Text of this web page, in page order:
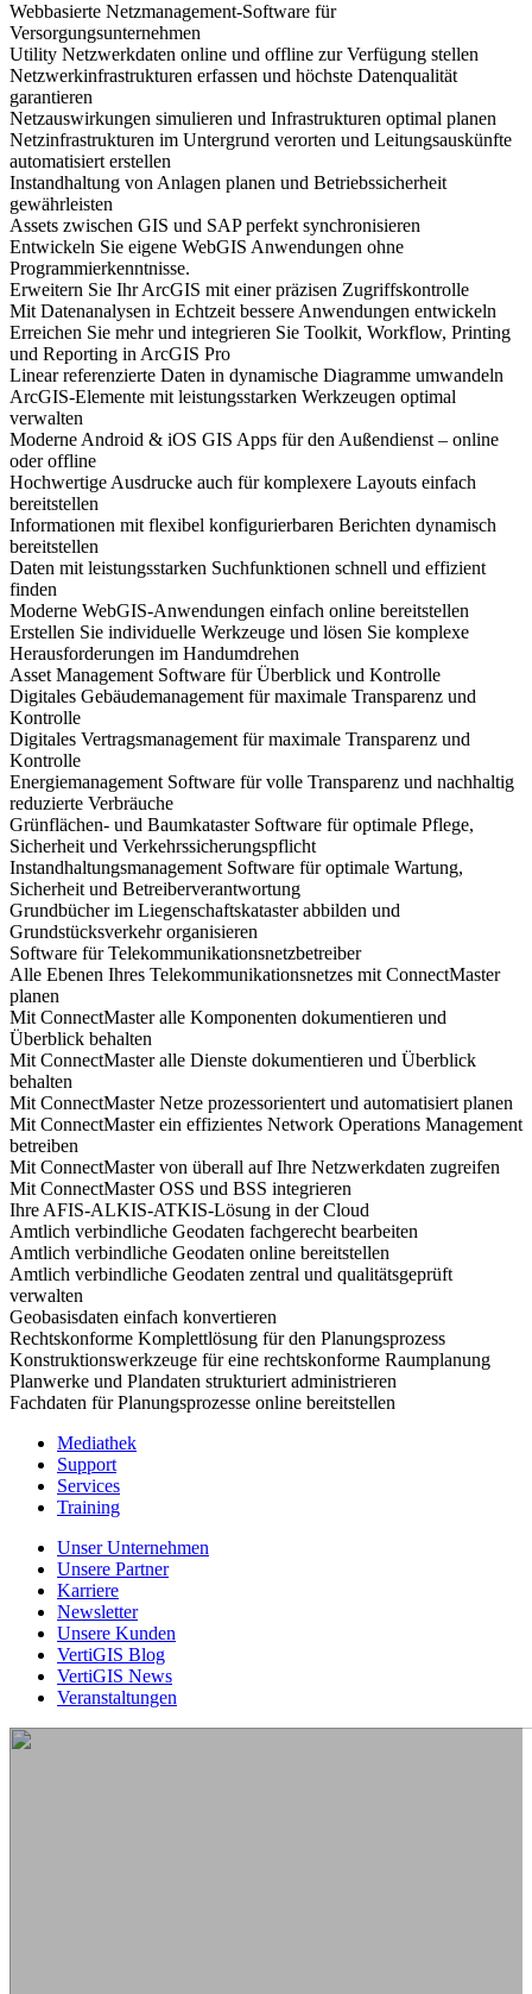
Webbasierte Netzmanagement-Software für
Versorgungsunternehmen
Utility Netzwerkdaten online und offline zur Verfügung stellen
Netzwerkinfrastrukturen erfassen und höchste Datenqualität
garantieren
Netzauswirkungen simulieren und Infrastrukturen optimal planen
Netzinfrastrukturen im Untergrund verorten und Leitungsauskünfte
automatisiert erstellen
Instandhaltung von Anlagen planen und Betriebssicherheit
gewährleisten
Assets zwischen GIS und SAP perfekt synchronisieren
Entwickeln Sie eigene WebGIS Anwendungen ohne
Programmierkenntnisse.
Erweitern Sie Ihr ArcGIS mit einer präzisen Zugriffskontrolle
Mit Datenanalysen in Echtzeit bessere Anwendungen entwickeln
Erreichen Sie mehr und integrieren Sie Toolkit, Workflow, Printing
und Reporting in ArcGIS Pro
Linear referenzierte Daten in dynamische Diagramme umwandeln
ArcGIS-Elemente mit leistungsstarken Werkzeugen optimal
verwalten
Moderne Android & iOS GIS Apps für den Außendienst – online
oder offline
Hochwertige Ausdrucke auch für komplexere Layouts einfach
bereitstellen
Informationen mit flexibel konfigurierbaren Berichten dynamisch
bereitstellen
Daten mit leistungsstarken Suchfunktionen schnell und effizient
finden
Moderne WebGIS-Anwendungen einfach online bereitstellen
Erstellen Sie individuelle Werkzeuge und lösen Sie komplexe
Herausforderungen im Handumdrehen
Asset Management Software für Überblick und Kontrolle
Digitales Gebäudemanagement für maximale Transparenz und
Kontrolle
Digitales Vertragsmanagement für maximale Transparenz und
Kontrolle
Energiemanagement Software für volle Transparenz und nachhaltig
reduzierte Verbräuche
Grünflächen- und Baumkataster Software für optimale Pflege,
Sicherheit und Verkehrssicherungspflicht
Instandhaltungsmanagement Software für optimale Wartung,
Sicherheit und Betreiberverantwortung
Grundbücher im Liegenschaftskataster abbilden und
Grundstücksverkehr organisieren
Software für Telekommunikationsnetzbetreiber
Alle Ebenen Ihres Telekommunikationsnetzes mit ConnectMaster
planen
Mit ConnectMaster alle Komponenten dokumentieren und
Überblick behalten
Mit ConnectMaster alle Dienste dokumentieren und Überblick
behalten
Mit ConnectMaster Netze prozessorientert und automatisiert planen
Mit ConnectMaster ein effizientes Network Operations Management
betreiben
Mit ConnectMaster von überall auf Ihre Netzwerkdaten zugreifen
Mit ConnectMaster OSS und BSS integrieren
Ihre AFIS-ALKIS-ATKIS-Lösung in der Cloud
Amtlich verbindliche Geodaten fachgerecht bearbeiten
Amtlich verbindliche Geodaten online bereitstellen
Amtlich verbindliche Geodaten zentral und qualitätsgeprüft
verwalten
Geobasisdaten einfach konvertieren
Rechtskonforme Komplettlösung für den Planungsprozess
Konstruktionswerkzeuge für eine rechtskonforme Raumplanung
Planwerke und Plandaten strukturiert administrieren
Fachdaten für Planungsprozesse online bereitstellen
Mediathek
Support
Services
Training
Unser Unternehmen
Unsere Partner
Karriere
Newsletter
Unsere Kunden
VertiGIS Blog
VertiGIS News
Veranstaltungen